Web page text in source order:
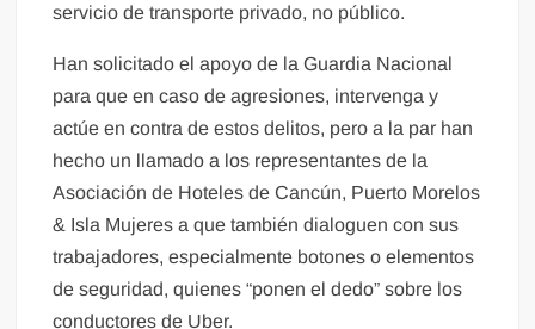
servicio de transporte privado, no público.
Han solicitado el apoyo de la Guardia Nacional
para que en caso de agresiones, intervenga y
actúe en contra de estos delitos, pero a la par han
hecho un llamado a los representantes de la
Asociación de Hoteles de Cancún, Puerto Morelos
& Isla Mujeres a que también dialoguen con sus
trabajadores, especialmente botones o elementos
de seguridad, quienes “ponen el dedo” sobre los
conductores de Uber.